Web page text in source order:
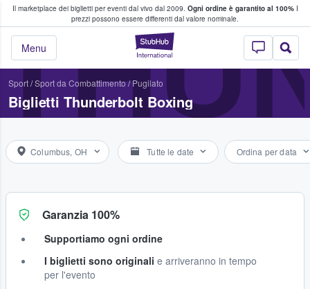
Il marketplace dei biglietti per eventi dal vivo dal 2009. Ogni ordine è garantito al 100%I
prezzi possono essere differenti dal valore nominale.
StubHub - Dove
Menu
fan comprano e vendono biglietti
Sport/Sport da Combattimento/Pugilato
Biglietti Thunderbolt Boxing
Columbus, OH Tutte le date Ordina per data
Garanzia 100%
Supportiamo ogni ordine
I biglietti sono originali e arriveranno in tempo
per l'evento